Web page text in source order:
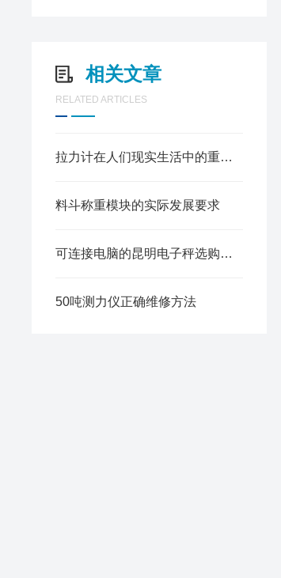
相关文章
RELATED ARTICLES
拉力计在人们现实生活中的重要地位
料斗称重模块的实际发展要求
可连接电脑的昆明电子秤选购方法
50吨测力仪正确维修方法